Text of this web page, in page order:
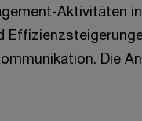
Aktivitäten
Die